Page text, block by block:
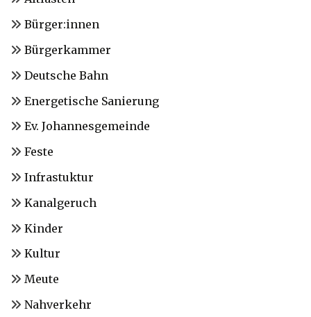
Bürger:innen
Bürgerkammer
Deutsche Bahn
Energetische Sanierung
Ev. Johannesgemeinde
Feste
Infrastuktur
Kanalgeruch
Kinder
Kultur
Meute
Nahverkehr